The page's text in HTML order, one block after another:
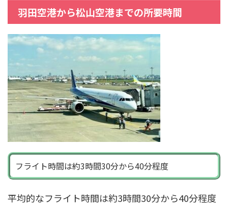
羽田空港から松山空港までの所要時間
フライト時間は約3時間30分から40分程度
平均的なフライト時間は約3時間30分から40分程度